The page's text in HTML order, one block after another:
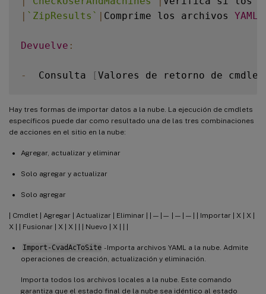
| ` ZipResults ` | Comprime los archivos YAML
Devuelve :
-
  Consulta
[Valores de retorno de cmdlet
Hay tres formas de importar datos a la nube. La ejecución de cmdlets
específicos puede dar como resultado una de las tres combinaciones
de acciones en el sitio en la nube:
Agregar, actualizar y eliminar
Solo agregar y actualizar
Solo agregar
| Cmdlet | Agregar | Actualizar | Eliminar | | — |— | — | — | | Importar | X | X |
X | | Fusionar | X | X | | | Nuevo | X | | |
Import-CvadAcToSite - Importa archivos YAML a la nube. Admite
operaciones de creación, actualización y eliminación.
Importa todos los archivos locales a la nube. Este comando
garantiza que el estado final de la nube sea idéntico al estado